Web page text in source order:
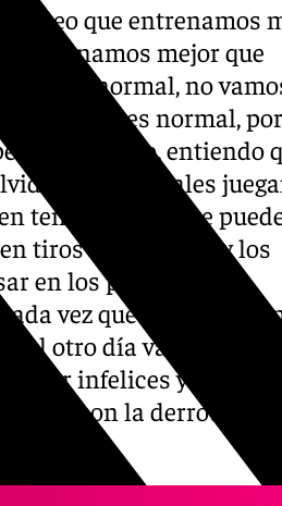
“Creo que entrenamos
entrenamos mejor que
cosa normal, no
perder es normal,
poco, entiendo
que los rivales
tener acierto y te
tiros de 3 puntos y los
en los partidos y es
vez que perdemos
el otro día vamos a
estar infelices y no
con la derrota